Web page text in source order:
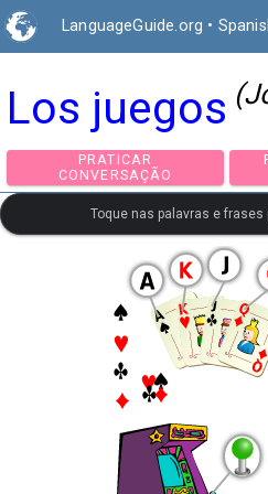
LanguageGuide.org •
Los juegos
PRATICAR
CONVERSAÇÃO
Toque nas palavras e frases